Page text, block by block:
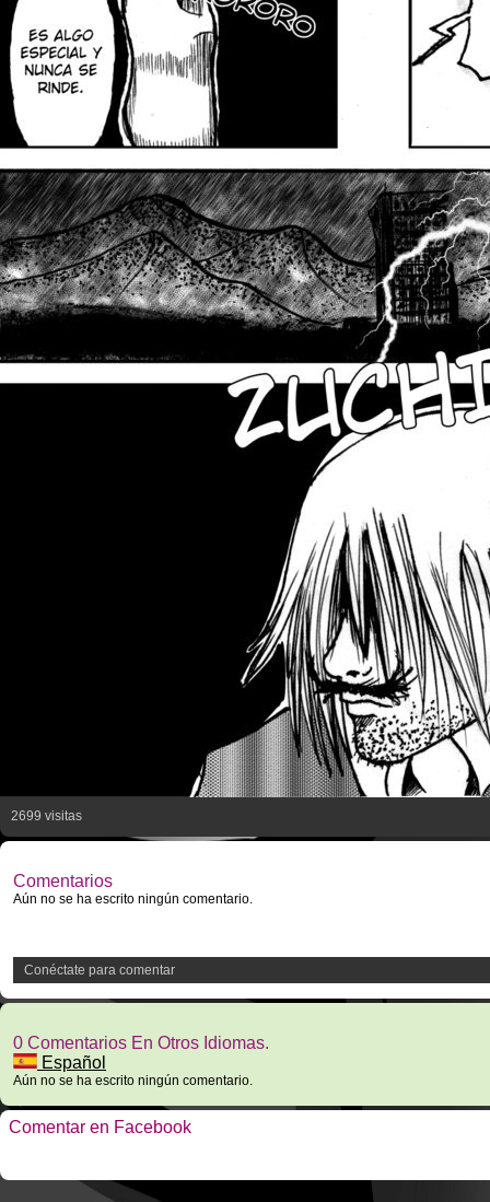
2699 visitas
Comentarios
Aún no se ha escrito ningún comentario.
Conéctate para comentar
0 Comentarios En Otros Idiomas.
Español
Aún no se ha escrito ningún comentario.
Comentar en Facebook